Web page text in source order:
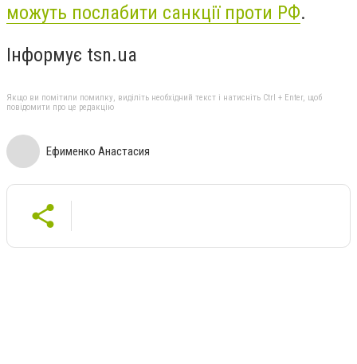
можуть послабити санкції проти РФ.
Інформує tsn.ua
Якщо ви помітили помилку, виділіть необхідний текст і натисніть Ctrl + Enter, щоб
повідомити про це редакцію
Ефименко Анастасия